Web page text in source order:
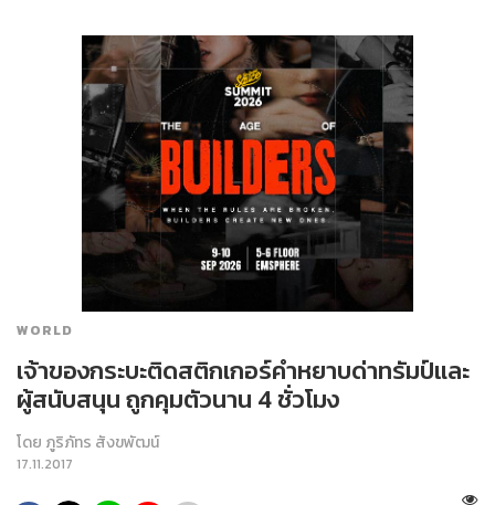
WORLD
เจ้าของกระบะติดสติกเกอร์คำหยาบด่าทรัมป์และ
ผู้สนับสนุน ถูกคุมตัวนาน 4 ชั่วโมง
โดย ภูริภัทร สังขพัฒน์
17.11.2017